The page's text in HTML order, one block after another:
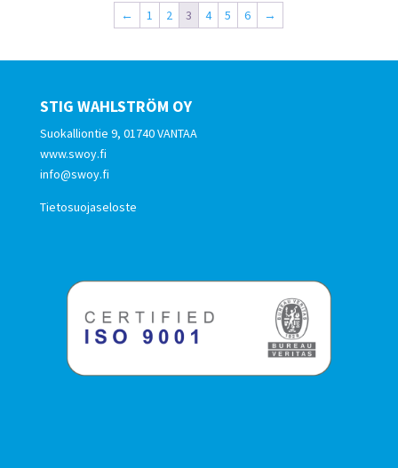
← 1 2 3 4 5 6 →
STIG WAHLSTRÖM OY
Suokalliontie 9, 01740 VANTAA
www.swoy.fi
info@swoy.fi
Tietosuojaseloste